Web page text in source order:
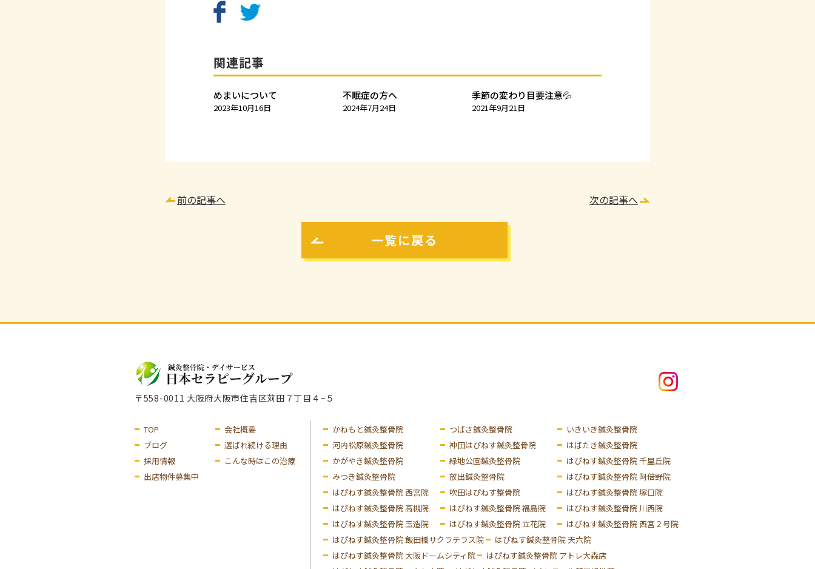
関連記事
めまいについて
2023年10月16日
不眠症の方へ
2024年7月24日
季節の変わり目要注意💦
2021年9月21日
前の記事へ 次の記事へ
一覧に戻る
〒558-0011 大阪府大阪市住吉区苅田７丁目４−５
TOP
会社概要
ブログ
選ばれ続ける理由
採用情報
こんな時はこの治療
出店物件募集中
かねもと鍼灸整骨院 つばさ鍼灸整骨院
いきいき鍼灸整骨院
河内松原鍼灸整骨院
神田はぴねす鍼灸整骨院
はばたき鍼灸整骨院
かがやき鍼灸整骨院
緑地公園鍼灸整骨院
はぴねす鍼灸整骨院 千里丘院
みつき鍼灸整骨院
放出鍼灸整骨院
はぴねす鍼灸整骨院 阿倍野院
はぴねす鍼灸整骨院 西宮院
吹田はぴねす整骨院
はぴねす鍼灸整骨院 塚口院
はぴねす鍼灸整骨院 高槻院
はぴねす鍼灸整骨院 福島院
はぴねす鍼灸整骨院 川西院
はぴねす鍼灸整骨院 玉造院
はぴねす鍼灸整骨院 立花院
はぴねす鍼灸整骨院 西宮２号院
はぴねす鍼灸整骨院 飯田橋サクラテラス院
はぴねす鍼灸整骨院 天六院
はぴねす鍼灸整骨院 大阪ドームシティ院
はぴねす鍼灸整骨院 アトレ大森店